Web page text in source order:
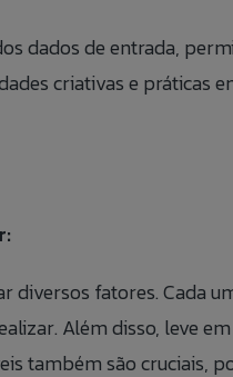
dados de entrada,
criativas e práticas
fatores. Cada
Além disso, leve
também são cruciais,